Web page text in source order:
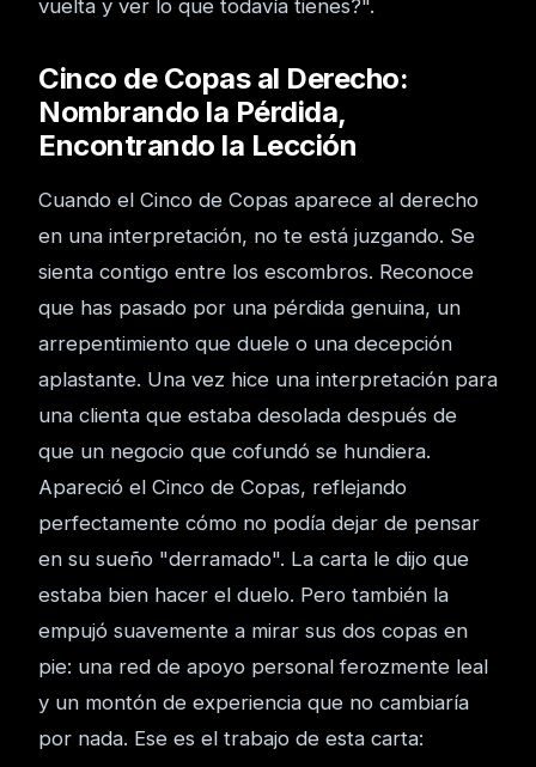
vuelta y ver lo que todavía tienes?".
Cinco de Copas al Derecho:
Nombrando la Pérdida,
Encontrando la Lección
Cuando el Cinco de Copas aparece al derecho
en una interpretación, no te está juzgando. Se
sienta contigo entre los escombros. Reconoce
que has pasado por una pérdida genuina, un
arrepentimiento que duele o una decepción
aplastante. Una vez hice una interpretación para
una clienta que estaba desolada después de
que un negocio que cofundó se hundiera.
Apareció el Cinco de Copas, reflejando
perfectamente cómo no podía dejar de pensar
en su sueño "derramado". La carta le dijo que
estaba bien hacer el duelo. Pero también la
empujó suavemente a mirar sus dos copas en
pie: una red de apoyo personal ferozmente leal
y un montón de experiencia que no cambiaría
por nada. Ese es el trabajo de esta carta: